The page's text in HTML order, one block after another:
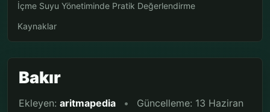
İçme Suyu Yönetiminde Pratik Değerlendirme
Kaynaklar
Bakır
Ekleyen: aritmapedia •
Güncelleme: 13 Haziran